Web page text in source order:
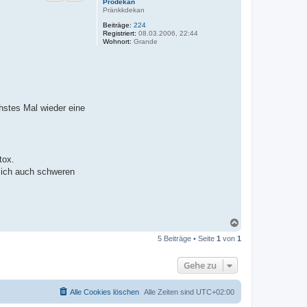
Prodekan
Pränkkdekan
Beiträge: 224
Registriert: 08.03.2006, 22:44
Wohnort: Grande
Mal wieder eine
auch schweren
c
5 Beiträge • Seite 1 von 1
Gehe zu
Alle Zeiten sind UTC+02:00
Alle Cookies löschen